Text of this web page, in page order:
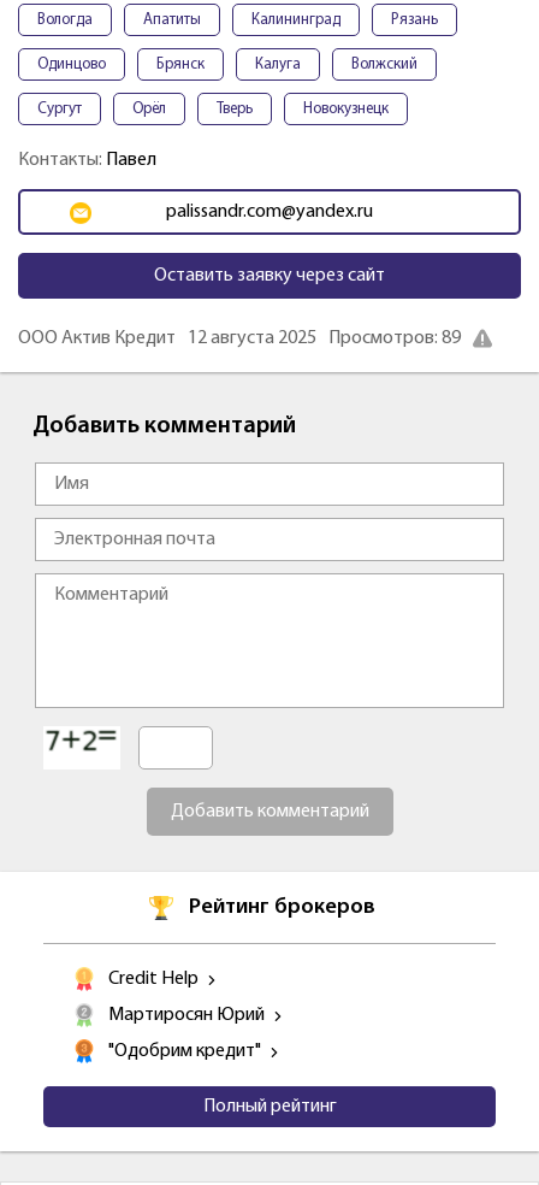
Вологда Апатиты Калининград Рязань
Одинцово Брянск Калуга Волжский
Сургут Орёл Тверь Новокузнецк
Контакты: Павел
palissandr.com@yandex.ru
Оставить заявку через сайт
ООО Актив Кредит 12 августа 2025 Просмотров: 89
Добавить комментарий
Добавить комментарий
Рейтинг брокеров
Credit Help
Мартиросян Юрий
"Одобрим кредит"
Полный рейтинг